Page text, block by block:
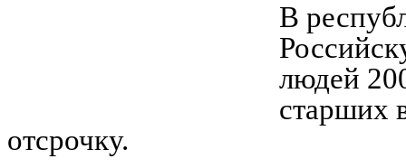
В
людей
старших
отсрочку.